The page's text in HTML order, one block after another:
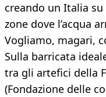
creando un Italia
zone dove l’acqua
Vogliamo, magari,
Sulla barricata
tra gli artefici della
(Fondazione delle